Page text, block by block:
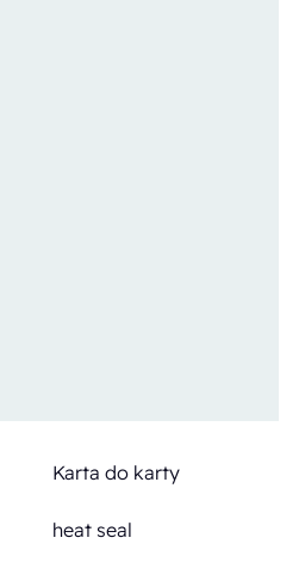
Karta do karty
heat seal